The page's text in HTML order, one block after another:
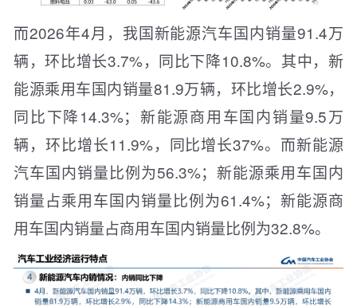
而2026年4月，我国新能源汽车国内销量91.4万
辆，环比增长3.7%，同比下降10.8%。其中，新
能源乘用车国内销量81.9万辆，环比增长2.9%，
同比下降14.3%；新能源商用车国内销量9.5万
辆，环比增长11.9%，同比增长37%。而新能源
汽车国内销量比例为56.3%；新能源乘用车国内
销量占乘用车国内销量比例为61.4%；新能源商
用车国内销量占商用车国内销量比例为32.8%。